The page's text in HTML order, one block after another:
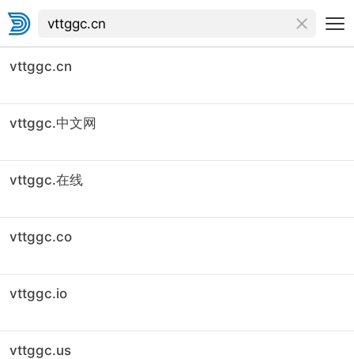
vttggc.cn
vttggc.中文网
vttggc.在线
vttggc.co
vttggc.io
vttggc.us